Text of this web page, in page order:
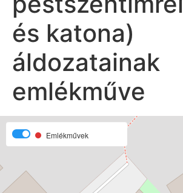
és katona)
áldozatainak
emlékműve
Emlékművek